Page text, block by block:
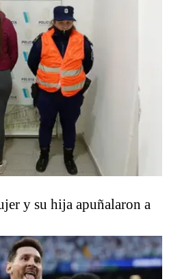
y su hija apuñalaron a